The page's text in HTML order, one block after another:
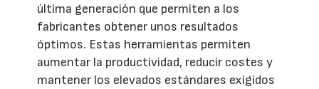
última generación que permiten a los
fabricantes obtener unos resultados
óptimos. Estas herramientas permiten
aumentar la productividad, reducir costes y
mantener los elevados estándares exigidos